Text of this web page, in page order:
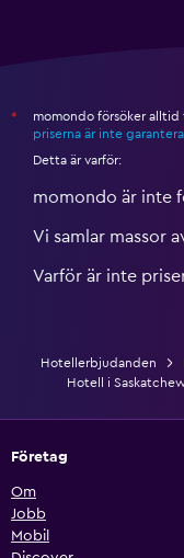
*
momondo försöker
priserna är inte
Detta är varför:
momondo är inte
Vi samlar massor
Varför är inte
Hotellerbjudanden
Hotell i
Företag
Om
Jobb
Mobil